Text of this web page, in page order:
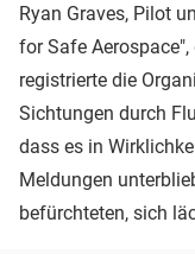
Ryan Graves, Pilot
for Safe
registrierte die
Sichtungen durch
dass es in
Meldungen
befürchteten, sich